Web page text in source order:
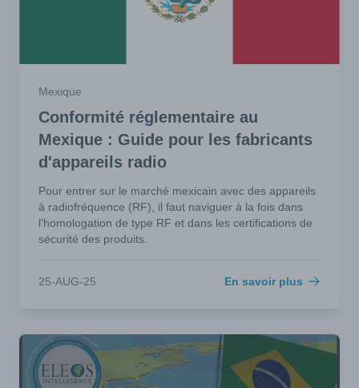
Mexique
Conformité réglementaire au
Mexique : Guide pour les fabricants
d'appareils radio
Pour entrer sur le marché mexicain avec des appareils
à radiofréquence (RF), il faut naviguer à la fois dans
l'homologation de type RF et dans les certifications de
sécurité des produits.
25-AUG-25 En savoir plus